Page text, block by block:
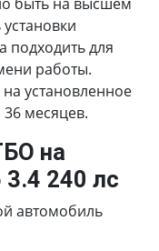
подходить для
работы.
установленное
месяцев.
на
3.4 240 лс
автомобиль